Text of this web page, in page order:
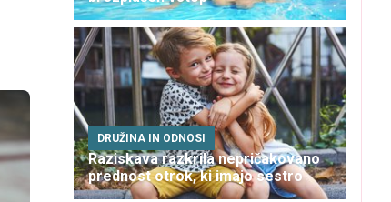
DRUŽINA IN ODNOSI
Raziskava razkrila nepričakovano
prednost otrok, ki imajo sestro